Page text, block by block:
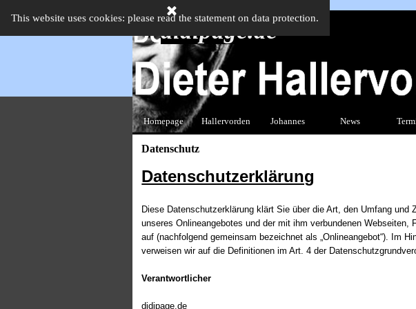
This website uses cookies: please read the statement on data protection.
didipage.de
Homepage Hallervorden ▼
Johannes ▼
News ▼
Datenschutz
Datenschutzerklärung
Diese Datenschutzerklärung klärt Sie über die Art, den Umfang und
unseres Onlineangebotes und der mit ihm verbundenen
auf (nachfolgend gemeinsam bezeichnet als „Onlineangebot“). Im
verweisen wir auf die Definitionen im Art. 4 der
Verantwortlicher
didipage.de